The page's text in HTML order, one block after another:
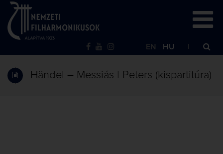
EN HU
Händel – Messiás | Peters (kispartitúra)